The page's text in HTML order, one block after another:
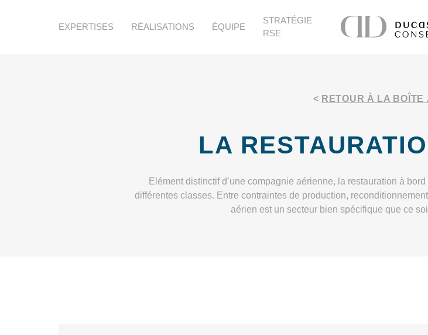
EXPERTISES RÉALISATIONS ÉQUIPE
STRATÉGIE
RSE
< RETOUR À LA BOÎTE
LA
Elément distinctif d’une compagnie aérienne, la restauration à
différentes classes. Entre contraintes de production,
aérien est un secteur bien spécifique que ce